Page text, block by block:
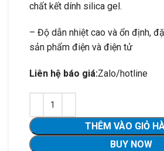
chất kết dính silica gel.
– Độ dẫn nhiệt cao và ổn định,
sản phẩm điện và điện tử
Liên hệ báo giá:Zalo/hotline
THÊM VÀO GIỎ
BUY NOW